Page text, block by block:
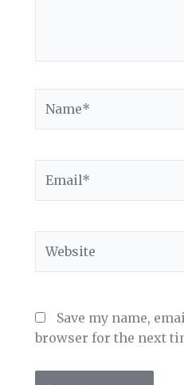
Save my name,
browser for the next